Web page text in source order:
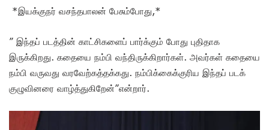
*இயக்குநர் வசந்தபாலன் பேசும்போது,*
” இந்தப் படத்தின் காட்சிகளைப் பார்க்கும் போது புதிதாக
இருக்கிறது. கதையை நம்பி வந்திருக்கிறார்கள். அவர்கள் கதையை
நம்பி வருவது வரவேற்கத்தக்கது. நம்பிக்கைக்குரிய இந்தப் படக்
குழுவினரை வாழ்த்துகிறேன்”என்றார்.